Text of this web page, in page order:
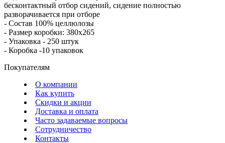
бесконтактный отбор сидений, сидение полностью
разворачивается при отборе
- Состав 100% целлюлозы
- Размер коробки: 380х265
- Упаковка - 250 штук
- Коробка -10 упаковок
Покупателям
О компании
Как купить
Скидки и акции
Доставка и оплата
Часто задаваемые вопросы
Сотрудничество
Контакты